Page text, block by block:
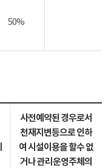
50%
사전예약된 경우로서
천재지변등으로 인하
여 시설이용을 할수 없
거나 관리운영주체의